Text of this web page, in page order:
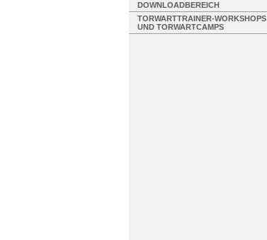
DOWNLOADBEREICH
TORWARTTRAINER-WORKSHOPS
UND TORWARTCAMPS